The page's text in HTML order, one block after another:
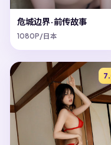
危城边界·前传故事
1080P/日本